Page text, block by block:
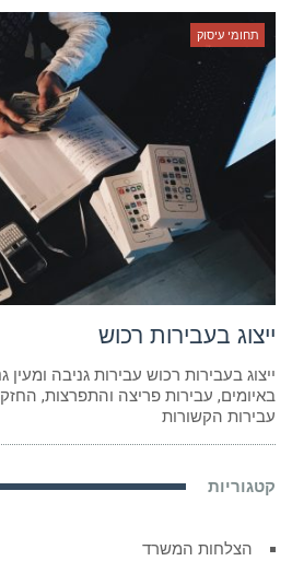
תחומי עיסוק
ייצוג בעבירות רכוש
ייצוג בעבירות רכוש עבירות גניבה
באיומים, עבירות פריצה והתפרצות,
עבירות הקשורות
קטגוריות
הצלחות המשרד